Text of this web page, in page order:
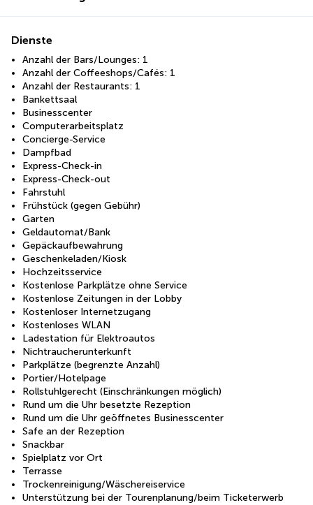
Dienste
Anzahl der Bars/Lounges: 1
Anzahl der Coffeeshops/Cafés: 1
Anzahl der Restaurants: 1
Bankettsaal
Businesscenter
Computerarbeitsplatz
Concierge-Service
Dampfbad
Express-Check-in
Express-Check-out
Fahrstuhl
Frühstück (gegen Gebühr)
Garten
Geldautomat/Bank
Gepäckaufbewahrung
Geschenkeladen/Kiosk
Hochzeitsservice
Kostenlose Parkplätze ohne Service
Kostenlose Zeitungen in der Lobby
Kostenloser Internetzugang
Kostenloses WLAN
Ladestation für Elektroautos
Nichtraucherunterkunft
Parkplätze (begrenzte Anzahl)
Portier/Hotelpage
Rollstuhlgerecht (Einschränkungen möglich)
Rund um die Uhr besetzte Rezeption
Rund um die Uhr geöffnetes Businesscenter
Safe an der Rezeption
Snackbar
Spielplatz vor Ort
Terrasse
Trockenreinigung/Wäschereiservice
Unterstützung bei der Tourenplanung/beim Ticketerwerb